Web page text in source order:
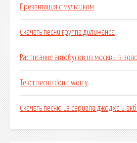
Презентация с мультиком
Скачать песни группа дилижанса
Расписание автобусов из москвы в
Текст песни don t worry
Скачать песню из сериала джодха и